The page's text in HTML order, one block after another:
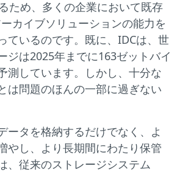
ため、多くの企業において既存
カイブソリューションの能力を
ているのです。既に、IDCは、世
ジは2025年までに163ゼットバイ
測しています。しかし、十分な
は問題のほんの一部に過ぎない
ータを格納するだけでなく、よ
やし、より長期間にわたり保管
、従来のストレージシステム